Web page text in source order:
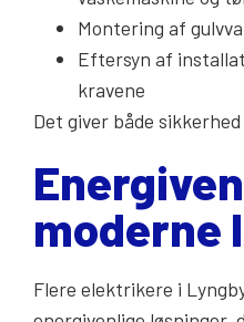
Montering af
Eftersyn af
kravene
Det giver både
moderne
Flere elektrikere i